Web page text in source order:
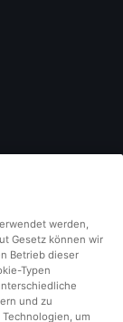
werden,
Gesetz können wir
Betrieb dieser
Typen
und zu
um